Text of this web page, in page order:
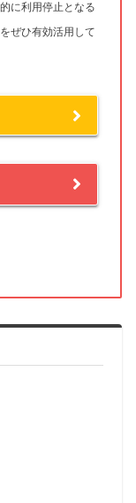
に利用停止となる
ぜひ有効活用して